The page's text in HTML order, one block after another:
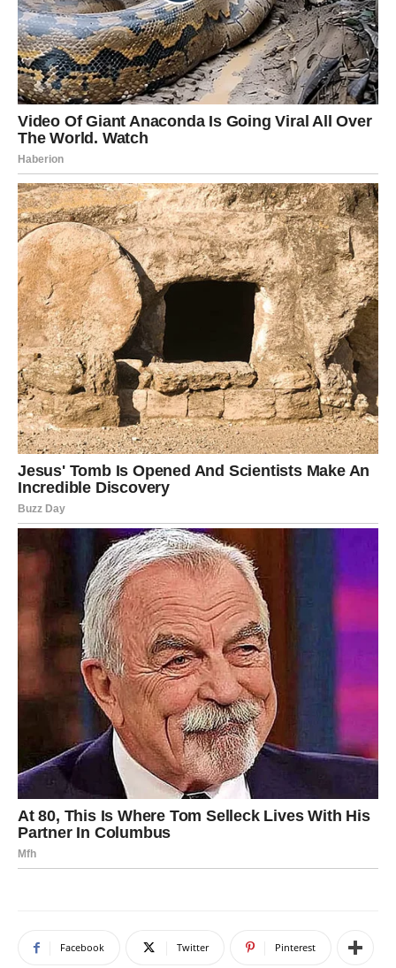
Facebook Twitter Pinterest